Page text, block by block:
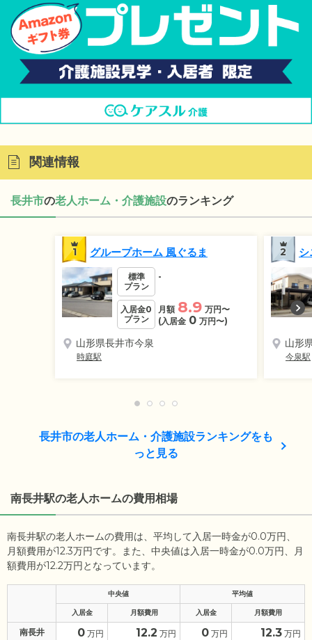
関連情報
長井市の老人ホーム・介護施設のランキング
1 グループホーム 風ぐるま
標準
プラン
-
入居金0
プラン
月額 8.9 万円〜
(入居金 0 万円〜)
山形県長井市今泉
時庭駅
2
山形
今泉駅
長井市の老人ホーム・介護施設ランキングをも
っと見る
南長井駅の老人ホームの費用相場
南長井駅の老人ホームの費用は、平均して入居一時金が0.0万円、
月額費用が12.3万円です。また、中央値は入居一時金が0.0万円、月
額費用が12.2万円となっています。
中央値 平均値
入居金 月額費用 入居金 月額費用
南長井 0 万円 12.2 万円 0 万円 12.3 万円